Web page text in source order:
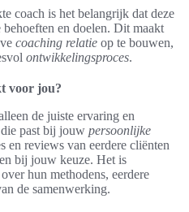
coach is het belangrijk dat deze
en doelen. Dit maakt
coaching relatie op te bouwen,
ontwikkelingsproces.
voor jou?
de juiste ervaring en
past bij jouw persoonlijke
en reviews van eerdere cliënten
bij jouw keuze. Het is
hun methodens, eerdere
de samenwerking.